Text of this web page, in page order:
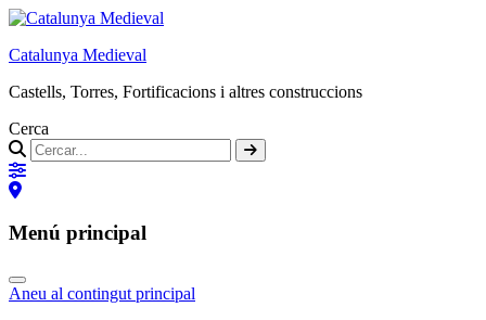
Catalunya Medieval
Castells, Torres, Fortificacions i altres construccions
Cerca
Menú principal
Aneu al contingut principal